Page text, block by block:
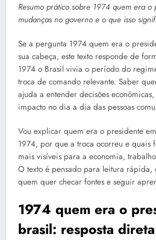
Resumo prático sobre 1974 quem era o
mudanças no governo e o que isso
Se a pergunta 1974 quem era o
sua cabeça, este texto responde de
1974 o Brasil vivia o período do
troca de comando relevante. Saber
ajuda a entender decisões
impacto no dia a dia das pessoas
Vou explicar quem era o presidente
1974, por que a troca ocorreu e quais
mais visíveis para a economia,
O texto é pensado para leitura rápida,
quem quer checar fontes e seguir
1974 quem era o
brasil: resposta direta